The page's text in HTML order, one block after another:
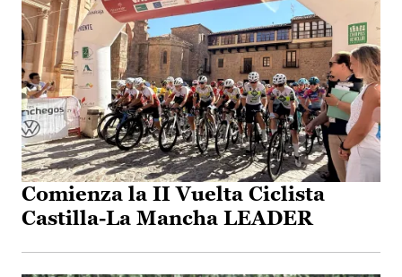
Comienza la II Vuelta Ciclista
Castilla-La Mancha LEADER